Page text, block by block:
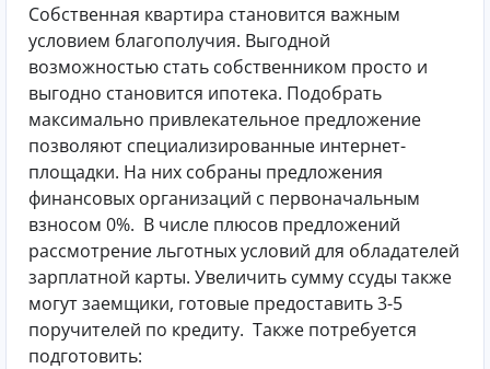
Собственная квартира становится важным
условием благополучия. Выгодной
возможностью стать собственником просто и
выгодно становится ипотека. Подобрать
максимально привлекательное предложение
позволяют специализированные интернет-
площадки. На них собраны предложения
финансовых организаций с первоначальным
взносом 0%. В числе плюсов предложений
рассмотрение льготных условий для обладателей
зарплатной карты. Увеличить сумму ссуды также
могут заемщики, готовые предоставить 3-5
поручителей по кредиту. Также потребуется
подготовить: